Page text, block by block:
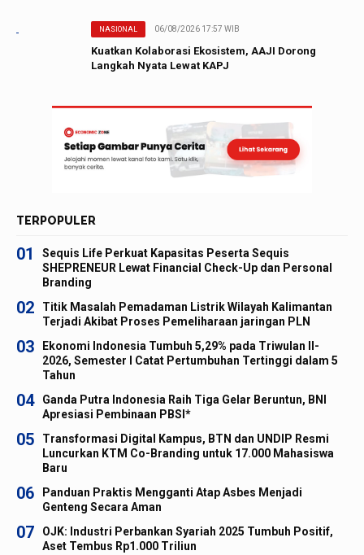
NASIONAL 06/08/2026 17:57 WIB
Kuatkan Kolaborasi Ekosistem, AAJI Dorong
Langkah Nyata Lewat KAPJ
TERPOPULER
01
Sequis Life Perkuat Kapasitas Peserta Sequis
SHEPRENEUR Lewat Financial Check-Up dan Personal
Branding
02
Titik Masalah Pemadaman Listrik Wilayah Kalimantan
Terjadi Akibat Proses Pemeliharaan jaringan PLN
03
Ekonomi Indonesia Tumbuh 5,29% pada Triwulan II-
2026, Semester I Catat Pertumbuhan Tertinggi dalam 5
Tahun
04
Ganda Putra Indonesia Raih Tiga Gelar Beruntun, BNI
Apresiasi Pembinaan PBSI*
05
Transformasi Digital Kampus, BTN dan UNDIP Resmi
Luncurkan KTM Co-Branding untuk 17.000 Mahasiswa
Baru
06
Panduan Praktis Mengganti Atap Asbes Menjadi
Genteng Secara Aman
07
OJK: Industri Perbankan Syariah 2025 Tumbuh Positif,
Aset Tembus Rp1.000 Triliun